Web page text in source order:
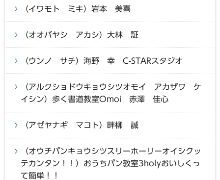
（イワモト ミキ）岩本 美喜
（オオバヤシ アカシ）大林 証
（ウンノ サチ）海野 幸 C-STARスタジオ
（アルクショドウキョウシツオモイ アカザワ ケ
イシン）歩く書道教室Omoi 赤澤 佳心
（アゼヤナギ マコト）畔柳 誠
（オウチパンキョウシツスリーホーリーオイシクッ
テカンタン！！）おうちパン教室3holyおいしくっ
て簡単！！